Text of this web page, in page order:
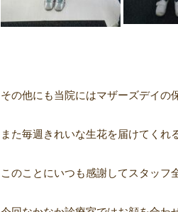
その他にも当院にはマザーズデイの
また毎週きれいな生花を届けてくれ
このことにいつも感謝してスタッフ